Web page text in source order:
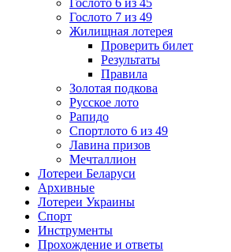
Гослото 7 из 49
Жилищная лотерея
Проверить билет
Результаты
Правила
Золотая подкова
Русское лото
Рапидо
Спортлото 6 из 49
Лавина призов
Мечталлион
Лотереи Беларуси
Архивные
Лотереи Украины
Спорт
Инструменты
Прохождение и ответы